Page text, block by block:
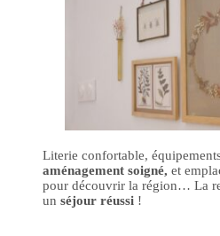
Literie confortable,
aménagement soigné, et
pour découvrir la région… La
un séjour réussi !